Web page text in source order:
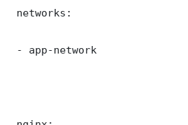
networks:
- app-network